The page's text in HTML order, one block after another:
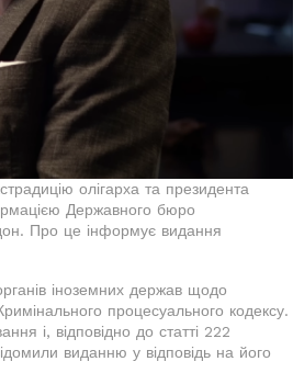
олігарха та президента
Державного бюро
Про це інформує видання
іноземних держав щодо
процесуального кодексу.
і, відповідно до статті 222
виданню у відповідь на його